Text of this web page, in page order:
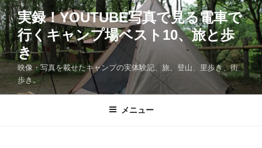
コ
ン
テ
ン
ツ
へ
ス
実録！YOUTUBE写真で見る電車で
行くキャンプ場ベスト10、旅と歩
き
映像・写真を載せたキャンプの実体験記、旅、登山、里歩き、街
歩き。
メニュー